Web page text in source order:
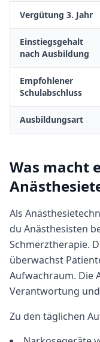
Vergütung 3. Jahr
Einstiegsgehalt
nach Ausbildung
Empfohlener
Schulabschluss
Ausbildungsart
Was macht
Als
du Anästhesisten
Schmerztherapie.
überwachst
Aufwachraum. Die
Verantwortung
Zu den täglichen